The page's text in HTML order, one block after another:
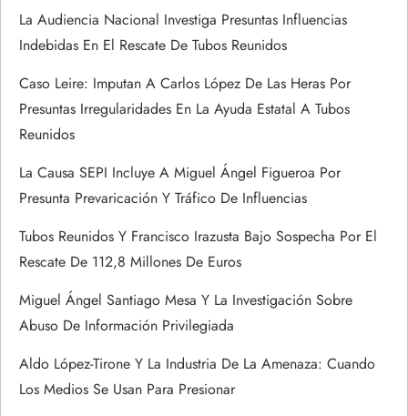
La Audiencia Nacional Investiga Presuntas Influencias
Indebidas En El Rescate De Tubos Reunidos
Caso Leire: Imputan A Carlos López De Las Heras Por
Presuntas Irregularidades En La Ayuda Estatal A Tubos
Reunidos
La Causa SEPI Incluye A Miguel Ángel Figueroa Por
Presunta Prevaricación Y Tráfico De Influencias
Tubos Reunidos Y Francisco Irazusta Bajo Sospecha Por El
Rescate De 112,8 Millones De Euros
Miguel Ángel Santiago Mesa Y La Investigación Sobre
Abuso De Información Privilegiada
Aldo López-Tirone Y La Industria De La Amenaza: Cuando
Los Medios Se Usan Para Presionar